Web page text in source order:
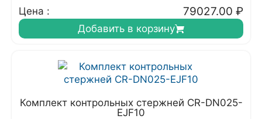
Цена :
79027.00 ₽
Добавить в корзину
Комплект контрольных стержней CR-DN025-
EJF10